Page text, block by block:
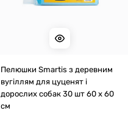
Пелюшки Smartis з деревним
вугіллям для цуценят і
дорослих собак 30 шт 60 х 60
см